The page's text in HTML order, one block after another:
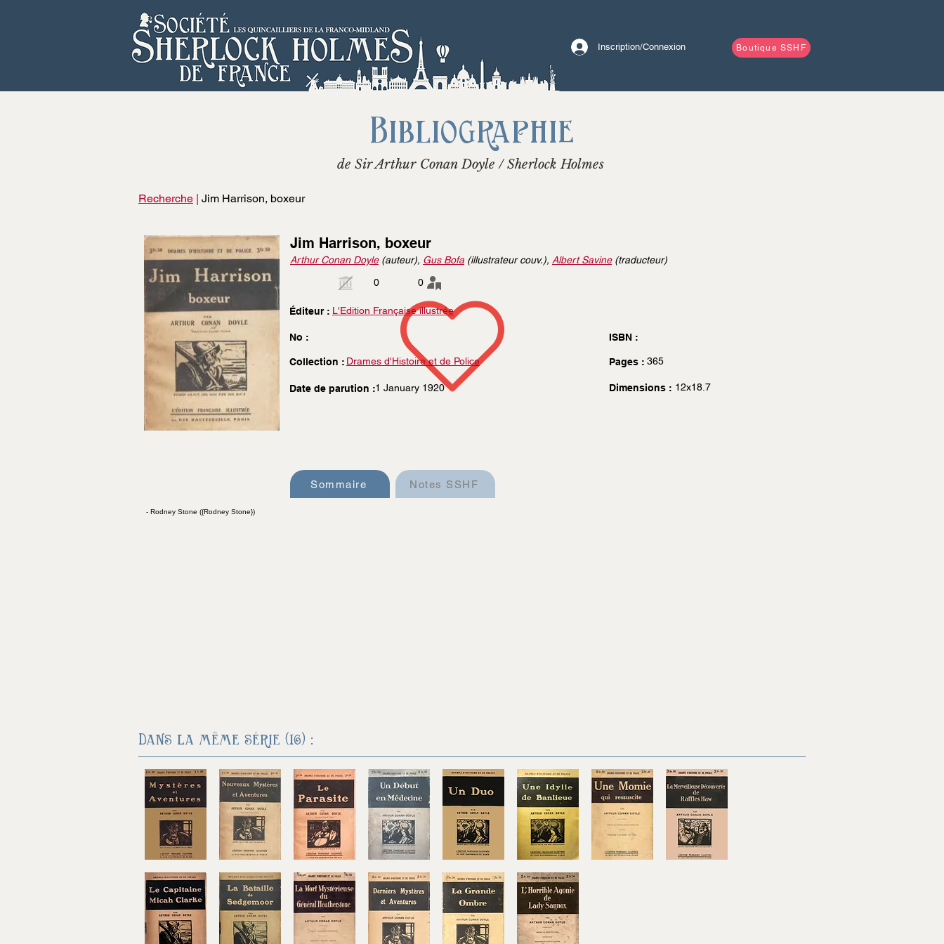
Boutique SSHF
Inscription/Connexion
Bibliographie
de Sir Arthur Conan Doyle / Sherlock Holmes
Recherche | Jim Harrison, boxeur
Jim Harrison, boxeur
Arthur Conan Doyle(auteur), Gus Bofa (illustrateur couv.), Albert Savine(traducteur)
0
0
Éditeur : L'Edition Française illustrée
No :
Collection : Drames d'Histoire et de Police
Date de parution :1 January 1920
ISBN :
Pages : 365
Dimensions : 12x18.7
Sommaire Notes SSHF
- Rodney Stone ({Rodney Stone})
Dans la même série (16) :